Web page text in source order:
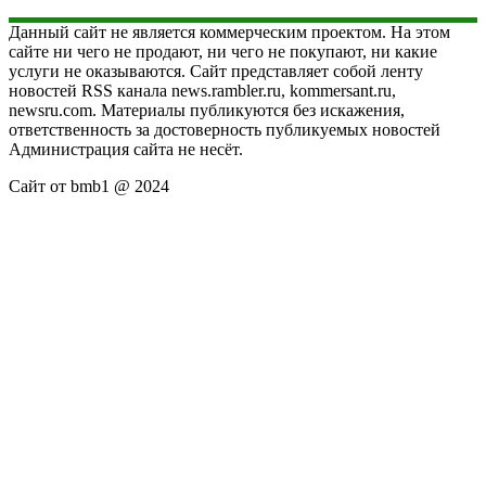
Данный сайт не является коммерческим проектом. На этом
сайте ни чего не продают, ни чего не покупают, ни какие
услуги не оказываются. Сайт представляет собой ленту
новостей RSS канала news.rambler.ru, kommersant.ru,
newsru.com. Материалы публикуются без искажения,
ответственность за достоверность публикуемых новостей
Администрация сайта не несёт.
Сайт от bmb1 @ 2024